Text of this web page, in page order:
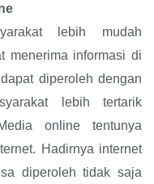
lebih mudah
menerima informasi di
diperoleh dengan
lebih tertarik
online tentunya
Hadirnya internet
diperoleh tidak saja